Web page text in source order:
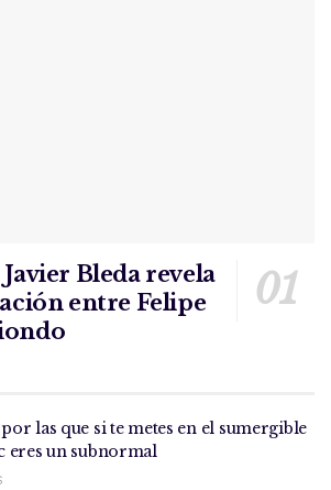
Bleda revela
entre Felipe
las que si te metes en el sumergible
eres un subnormal